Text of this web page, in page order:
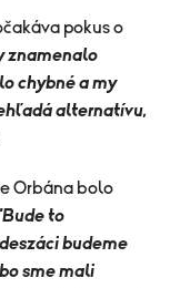
pokus o
znamenalo
chybné a my
alternatívu,
Orbána bolo
to
budeme
sme mali